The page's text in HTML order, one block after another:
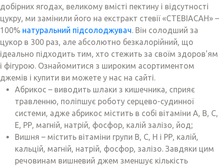
добірних ягодах, великому вмісті пектину і відсутності
цукру, ми замінили його на екстракт стевії «СТЕВІАСАН» –
100% натуральний підсолоджувач. Він солодший за
цукор в 300 раз, але абсолютно безкалорійний, що
ідеально підходить тим, хто стежить за своїм здоров'ям
і фігурою. Ознайомитися з широким асортиментом
джемів і купити ви можете у нас на сайті.
Абрикос – виводить шлаки з кишечника, сприяє
травленню, поліпшує роботу серцево-судинної
системи, адже абрикос містить в собі вітаміни А, В, С,
Е, РР, магній, натрій, фосфор, калій залізо, йод;
Вишня – містить вітаміни групи В, С, Н і РР, калій,
кальцій, магній, натрій, фосфор, залізо. Завдяки цим
речовинам вишневий джем зменшує кількість